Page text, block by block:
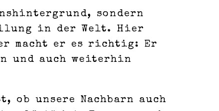
sondern
in der Welt. Hier
macht er es richtig: Er
und auch weiterhin
ob unsere Nachbarn auch